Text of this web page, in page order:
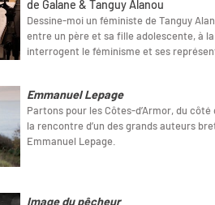
de Galane & Tanguy Alanou
Dessine-moi un féministe de Tanguy
entre un père et sa fille adolescente, à
interrogent le féminisme et ses
Emmanuel Lepage
Partons pour les Côtes-d’Armor, du
la rencontre d’un des grands auteurs
Emmanuel Lepage.
Image du pêcheur